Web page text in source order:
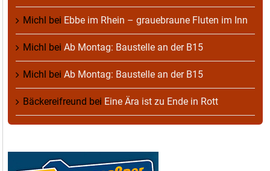
Michl bei Ebbe im Rhein – grauebraune Fluten im Inn
Michl bei Ab Montag: Baustelle an der B15
Michl bei Ab Montag: Baustelle an der B15
Bäckereifreund bei Eine Ära ist zu Ende in Rott